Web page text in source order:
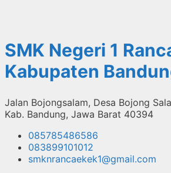
SMK Negeri 1
Kabupaten
Jalan Bojongsalam, Desa Bojong
Kab. Bandung, Jawa Barat 40394
085785486586
083899101012
smknrancaekek1@gmail.com